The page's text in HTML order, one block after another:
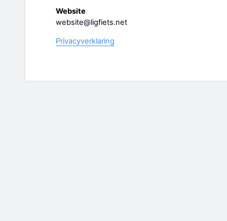
Website
website@ligfiets.net
Privacyverklaring